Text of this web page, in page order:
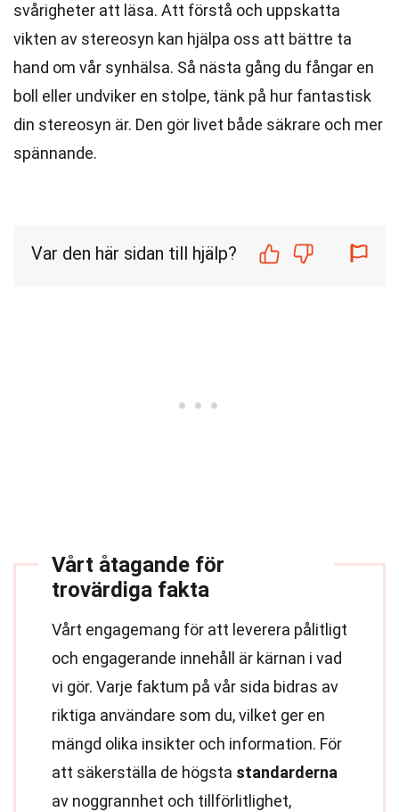
svårigheter att läsa. Att förstå och uppskatta
vikten av stereosyn kan hjälpa oss att bättre ta
hand om vår synhälsa. Så nästa gång du fångar en
boll eller undviker en stolpe, tänk på hur fantastisk
din stereosyn är. Den gör livet både säkrare och mer
spännande.
Var den här sidan till hjälp?
Vårt åtagande för
trovärdiga fakta
Vårt engagemang för att leverera pålitligt
och engagerande innehåll är kärnan i vad
vi gör. Varje faktum på vår sida bidras av
riktiga användare som du, vilket ger en
mängd olika insikter och information. För
att säkerställa de högsta standarderna
av noggrannhet och tillförlitlighet,